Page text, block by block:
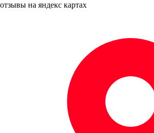
отзывы на яндекс картах